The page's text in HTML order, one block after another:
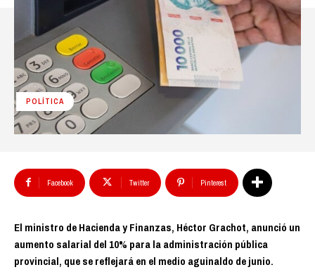
POLÍTICA
Facebook Twitter Pinterest
El ministro de Hacienda y Finanzas, Héctor Grachot, anunció un
aumento salarial del 10% para la administración pública
provincial, que se reflejará en el medio aguinaldo de junio.